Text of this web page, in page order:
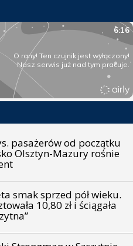
pasażerów od początku
Olsztyn-Mazury rośnie
smak sprzed pół wieku.
10,80 zł i ściągała